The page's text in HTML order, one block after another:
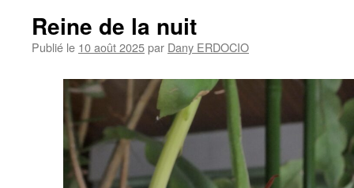
Reine de la nuit
Publié le 10 août 2025par Dany ERDOCIO